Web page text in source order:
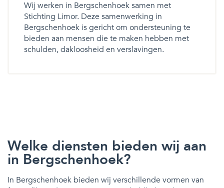
Wij werken in Bergschenhoek samen met
Stichting Limor. Deze samenwerking in
Bergschenhoek is gericht om ondersteuning te
bieden aan mensen die te maken hebben met
schulden, dakloosheid en verslavingen.
Welke diensten bieden wij aan
in Bergschenhoek?
In Bergschenhoek bieden wij verschillende vormen van